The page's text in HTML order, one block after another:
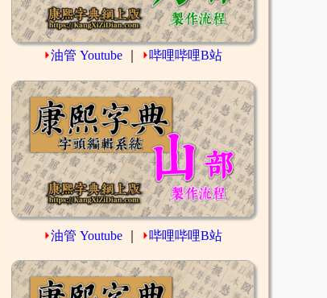
⏵油管 Youtube ⏵哔哩哔哩B站
⏵油管 Youtube ⏵哔哩哔哩B站